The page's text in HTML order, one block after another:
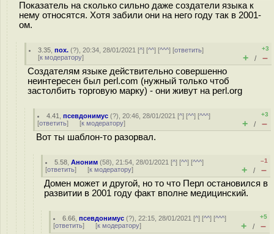
Показатель на сколько сильно даже создатели языка к
нему относятся. Хотя забили они на него году так в 2001-
ом.
3.35 ,пох. (?), 20:34, 28/01/2021 [^] [^^] [^^^] [ответить]
[к модератору]
+3
+ / –
Создателям языке действительно совершенно
неинтересен был perl.com (нужный только чтоб
застолбить торговую марку) - они живут на perl.org
4.41 ,псевдонимус (?), 20:46, 28/01/2021 [^] [^^] [^^^]
[ответить] [к модератору]
+3
+ / –
Вот ты шаблон-то разорвал.
5.58 ,Аноним (58), 21:54, 28/01/2021 [^] [^^] [^^^]
[ответить] [к модератору]
–1
+ / –
Домен может и другой, но то что Перл остановился в
развитии в 2001 году факт вполне медицинский.
6.66 ,псевдонимус (?), 22:15, 28/01/2021 [^] [^^] [^^^]
[ответить] [к модератору]
+5
+ / –